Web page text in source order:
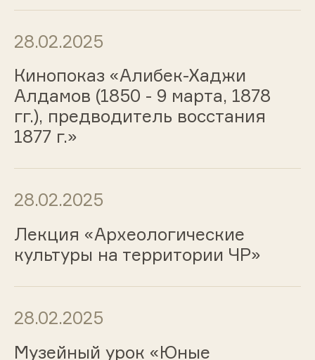
28.02.2025
Кинопоказ «Алибек-Хаджи
Алдамов (1850 - 9 марта, 1878
гг.), предводитель восстания
1877 г.»
28.02.2025
Лекция «Археологические
культуры на территории ЧР»
28.02.2025
Музейный урок «Юные